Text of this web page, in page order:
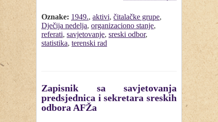
Oznake: 1949., aktivi, čitalačke grupe,
Dječija nedelja, organizaciono stanje,
referati, savjetovanje, sreski odbor,
statistika, terenski rad
Zapisnik sa savjetovanja
predsjednica i sekretara sreskih
odbora AFŽa